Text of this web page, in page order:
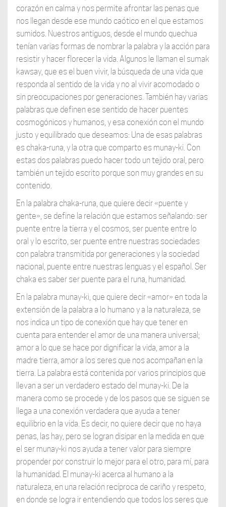
corazón en calma y nos permite afrontar las penas que
nos llegan desde ese mundo caótico en el que estamos
sumidos. Nuestros antiguos, desde el mundo quechua
tenían varias formas de nombrar la palabra y la acción para
resistir y hacer florecer la vida. Algunos le llaman el sumak
kawsay, que es el buen vivir, la búsqueda de una vida que
responda al sentido de la vida y no al vivir acomodado o
sin preocupaciones por generaciones. También hay varias
palabras que definen ese sentido de hacer puentes
cosmogónicos y humanos, y esa conexión con el mundo
justo y equilibrado que deseamos: Una de esas palabras
es chaka-runa, y la otra que comparto es munay-ki. Con
estas dos palabras puedo hacer todo un tejido oral, pero
también un tejido escrito porque son muy grandes en su
contenido.
En la palabra chaka-runa, que quiere decir «puente y
gente», se define la relación que estamos señalando: ser
puente entre la tierra y el cosmos, ser puente entre lo
oral y lo escrito, ser puente entre nuestras sociedades
con palabra transmitida por generaciones y la sociedad
nacional, puente entre nuestras lenguas y el español. Ser
chaka es saber ser puente para el runa, humanidad.
En la palabra munay-ki, que quiere decir «amor» en toda la
extensión de la palabra a lo humano y a la naturaleza, se
nos indica un tipo de conexión que hay que tener en
cuenta para entender el amor de una manera universal;
amor a lo que se hace por dignificar la vida, amor a la
madre tierra, amor a los seres que nos acompañan en la
tierra. La palabra está contenida por varios principios que
llevan a ser un verdadero estado del munay-ki. De la
manera como se procede y de los pasos que se siguen se
llega a una conexión verdadera que ayuda a tener
equilibrio en la vida. Es decir, no quiere decir que no haya
penas, las hay, pero se logran disipar en la medida en que
el ser munay-ki nos ayuda a tener valor para siempre
propender por construir lo mejor para el otro, para mí, para
la humanidad. El munay-ki acerca al humano a la
naturaleza, en una relación recíproca de cariño y respeto,
en donde se logra ir entendiendo que todos los seres que